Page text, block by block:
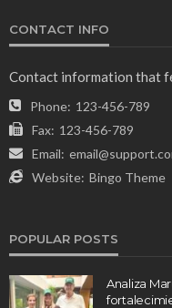
CONTACT INFO
Contact information that
Phone: 123-456-789
Fax: 123-456-789
Email:
Website: Bingo Theme
POPULAR POSTS
Analiza